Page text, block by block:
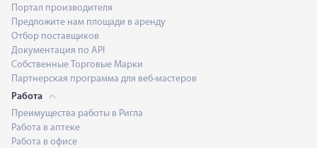
Портал производителя
Предложите нам площади в аренду
Отбор поставщиков
Документация по API
Собственные Торговые Марки
Партнерская программа для веб-мастеров
Работа
Преимущества работы в Ригла
Работа в аптеке
Работа в офисе